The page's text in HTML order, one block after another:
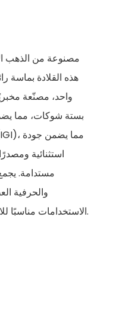
هذه القلادة
واحد، مصنّعة
بستة شوكات، مما
استثنائية
مستدامة.
والحرفية
الاستخدامات مناسبًا للارتداء اليومي أو المناسبات الخاصة.